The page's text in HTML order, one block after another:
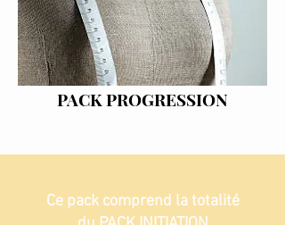
PACK PROGRESSION
Ce pack comprend la totalité